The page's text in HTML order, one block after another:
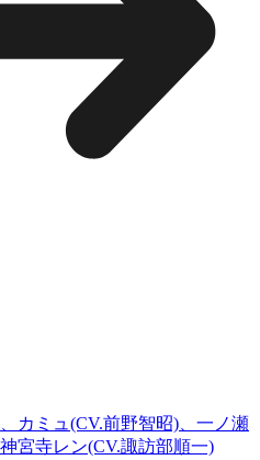
カミュ(CV.前野智昭)、一ノ瀬
宮寺レン(CV.諏訪部順一)